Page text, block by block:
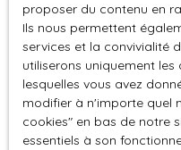
proposer du contenu en
Ils nous permettent
services et la convivialité
utiliserons uniquement
lesquelles vous avez
modifier à n'importe quel
cookies″ en bas de notre
essentiels à son